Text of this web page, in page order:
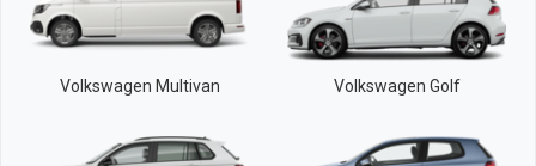
Volkswagen Multivan Volkswagen Golf